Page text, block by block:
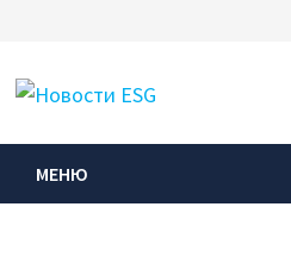
содержимому
МЕНЮ